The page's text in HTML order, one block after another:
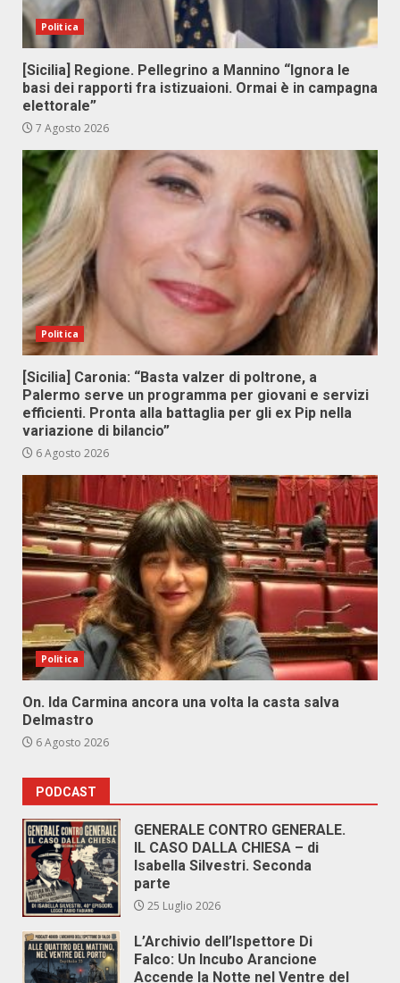
Politica
[Sicilia] Regione. Pellegrino a Mannino “Ignora le
basi dei rapporti fra istizuaioni. Ormai è in campagna
elettorale”
7 Agosto 2026
Politica
[Sicilia] Caronia: “Basta valzer di poltrone, a
Palermo serve un programma per giovani e servizi
efficienti. Pronta alla battaglia per gli ex Pip nella
variazione di bilancio”
6 Agosto 2026
Politica
On. Ida Carmina ancora una volta la casta salva
Delmastro
6 Agosto 2026
PODCAST
GENERALE CONTRO GENERALE.
IL CASO DALLA CHIESA – di
Isabella Silvestri. Seconda
parte
25 Luglio 2026
L’Archivio dell’Ispettore Di
Falco: Un Incubo Arancione
Accende la Notte nel Ventre del